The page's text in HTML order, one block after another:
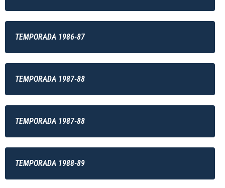
TEMPORADA 1986-87
TEMPORADA 1987-88
TEMPORADA 1987-88
TEMPORADA 1988-89